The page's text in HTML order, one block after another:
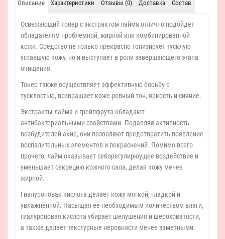
Описание Характеристики Отзывы (0) Доставка Состав
Освежающий тонер с экстрактом лайма отлично подойдёт
обладателям проблемной, жирной или комбинированной
кожи. Средство не только прекрасно тонизирует тусклую
уставшую кожу, но и выступает в роли завершающего этапа
очищения.
Тонер также осуществляет эффективную борьбу с
тусклостью, возвращает коже ровный тон, яркость и сияние.
Экстракты лайма и грейпфрута обладают
антибактериальными свойствами. Подавляя активность
возбудителей акне, они позволяют предотвратить появление
воспалительных элементов и покраснений. Помимо всего
прочего, лайм оказывает себорегулирюущее воздействие и
уменьшает секрецию кожного сала, делая кожу менее
жирной.
Гиалуроновая кислота делает кожу мягкой, гладкой и
увлажнённой. Насыщая её необходимым количеством влаги,
гиалуроновая кислота убирает шелушения и шероховатости,
а также делает текстурные неровности менее заметными.